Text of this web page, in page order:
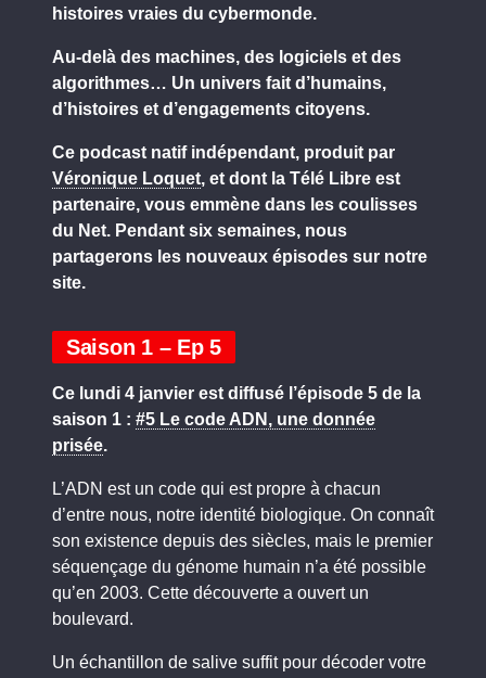
histoires vraies du cybermonde.
Au-delà des machines, des logiciels et des
algorithmes… Un univers fait d’humains,
d’histoires et d’engagements citoyens.
Ce podcast natif indépendant, produit par
Véronique Loquet, et dont la Télé Libre est
partenaire, vous emmène dans les coulisses
du Net. Pendant six semaines, nous
partagerons les nouveaux épisodes sur notre
site.
Saison 1 – Ep 5
Ce lundi 4 janvier est diffusé l’épisode 5 de la
saison 1 : #5 Le code ADN, une donnée
prisée.
L’ADN est un code qui est propre à chacun
d’entre nous, notre identité biologique. On connaît
son existence depuis des siècles, mais le premier
séquençage du génome humain n’a été possible
qu’en 2003. Cette découverte a ouvert un
boulevard.
Un échantillon de salive suffit pour décoder votre